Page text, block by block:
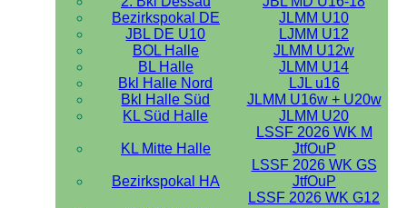
Bezirkspokal DE
JLMM U10
JBL DE U10
LJMM U12
BOL Halle
JLMM U12w
BL Halle
JLMM U14
Bkl Halle Nord
LJL u16
Bkl Halle Süd
JLMM U16w + U20w
KL Süd Halle
JLMM U20
KL Mitte Halle
LSSF 2026 WK M
JtfOuP
Bezirkspokal HA
LSSF 2026 WK GS
JtfOuP
LSSF 2026 WK G12